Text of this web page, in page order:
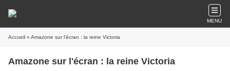
MENU
Accueil » Amazone sur l'écran : la reine Victoria
Amazone sur l'écran : la reine Victoria